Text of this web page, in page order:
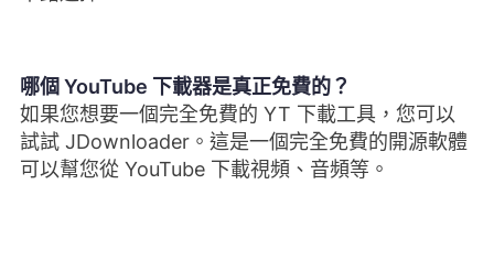
哪個 YouTube 下載器是真正免費的？
如果您想要一個完全免費的 YT 下載工具，您可以
試試 JDownloader。這是一個完全免費的開源軟體
可以幫您從 YouTube 下載視頻、音頻等。